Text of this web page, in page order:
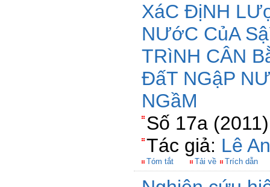
XáC ĐịNH
NƯớC CủA
TRìNH CÂN
ĐấT NGậP
NGầM
Số 17a
Tác giả: Lê
Tóm tắt Tải về Trích dẫn